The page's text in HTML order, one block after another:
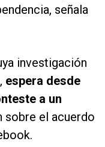
señala
investigación
espera desde
a un
sobre el acuerdo